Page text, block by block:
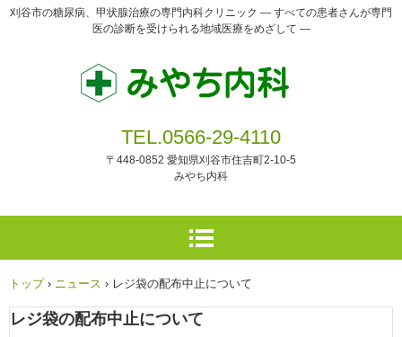
刈谷市の糖尿病、甲状腺治療の専門内科クリニック ― すべての患者さんが専門
医の診断を受けられる地域医療をめざして ―
TEL.0566-29-4110
〒448-0852 愛知県刈谷市住吉町2-10-5
みやち内科
トップ › ニュース › レジ袋の配布中止について
レジ袋の配布中止について